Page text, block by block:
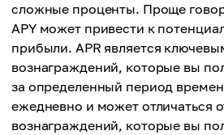
сложные проценты. Проще
APY может привести к
прибыли. APR является
вознаграждений, которые вы
за определенный период
ежедневно и может отличаться
вознаграждений, которые вы